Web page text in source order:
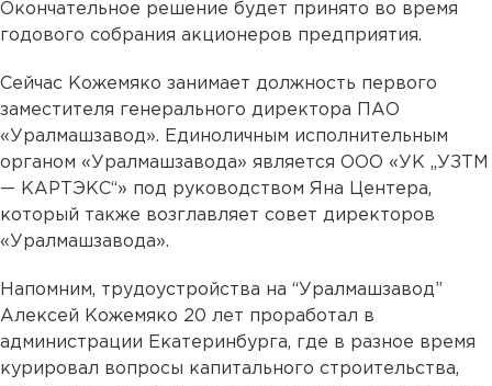
Окончательное решение будет принято во время
годового собрания акционеров предприятия.
Сейчас Кожемяко занимает должность первого
заместителя генерального директора ПАО
«Уралмашзавод». Единоличным исполнительным
органом «Уралмашзавода» является ООО «УК „УЗТМ
— КАРТЭКС“» под руководством Яна Центера,
который также возглавляет совет директоров
«Уралмашзавода».
Напомним, трудоустройства на “Уралмашзавод”
Алексей Кожемяко 20 лет проработал в
администрации Екатеринбурга, где в разное время
курировал вопросы капитального строительства,